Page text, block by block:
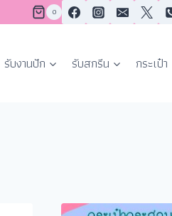
0
รับงานปัก รับสกรีน กระเป๋า